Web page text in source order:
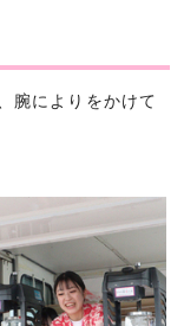
腕によりをかけて